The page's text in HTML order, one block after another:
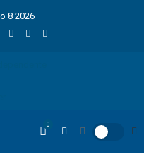
8 2026
0